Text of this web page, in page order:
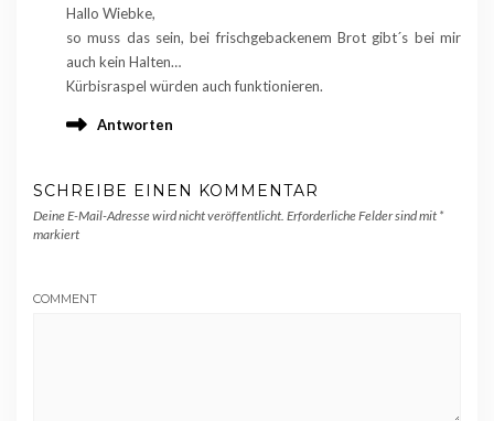
Hallo Wiebke,
so muss das sein, bei frischgebackenem Brot gibt´s bei mir
auch kein Halten…
Kürbisraspel würden auch funktionieren.
Antworten
SCHREIBE EINEN KOMMENTAR
Deine E-Mail-Adresse wird nicht veröffentlicht. Erforderliche Felder sind mit *
markiert
COMMENT